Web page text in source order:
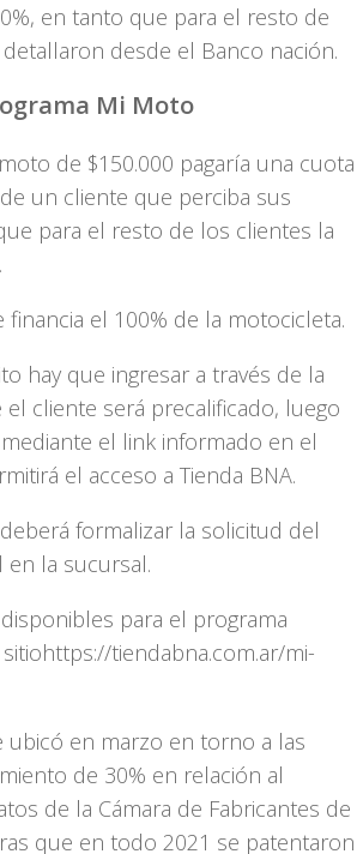
en tanto que para el resto de
desde el Banco nación.
Mi Moto
de $150.000 pagaría una cuota
un cliente que perciba sus
para el resto de los clientes la
financia el 100% de la motocicleta.
hay que ingresar a través de la
cliente será precalificado, luego
el link informado en el
el acceso a Tienda BNA.
formalizar la solicitud del
la sucursal.
para el programa
tiendabna.com.ar/mi-
en marzo en torno a las
de 30% en relación al
de la Cámara de Fabricantes de
que en todo 2021 se patentaron